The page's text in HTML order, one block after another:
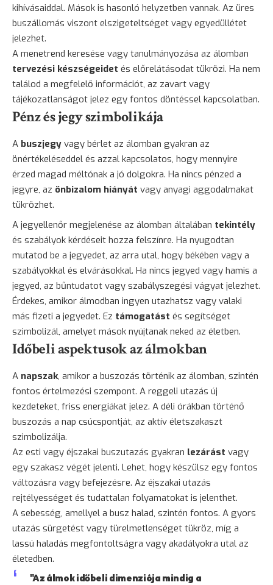
kihívásaiddal. Mások is hasonló helyzetben vannak. Az üres
buszállomás viszont elszigeteltséget vagy egyedüllétet
jelezhet.
A menetrend keresése vagy tanulmányozása az álomban
tervezési készségeidet és előrelátásodat tükrözi. Ha nem
találod a megfelelő információt, az zavart vagy
tájékozatlanságot jelez egy fontos döntéssel kapcsolatban.
Pénz és jegy szimbolikája
A buszjegy vagy bérlet az álomban gyakran az
önértékeléseddel és azzal kapcsolatos, hogy mennyire
érzed magad méltónak a jó dolgokra. Ha nincs pénzed a
jegyre, az önbizalom hiányát vagy anyagi aggodalmakat
tükrözhet.
A jegyellenőr megjelenése az álomban általában tekintély
és szabályok kérdéseit hozza felszínre. Ha nyugodtan
mutatod be a jegyedet, az arra utal, hogy békében vagy a
szabályokkal és elvárásokkal. Ha nincs jegyed vagy hamis a
jegyed, az bűntudatot vagy szabályszegési vágyat jelezhet.
Érdekes, amikor álmodban ingyen utazhatsz vagy valaki
más fizeti a jegyedet. Ez támogatást és segítséget
szimbolizál, amelyet mások nyújtanak neked az életben.
Időbeli aspektusok az álmokban
A napszak, amikor a buszozás történik az álomban, szintén
fontos értelmezési szempont. A reggeli utazás új
kezdeteket, friss energiákat jelez. A déli órákban történő
buszozás a nap csúcspontját, az aktív életszakaszt
szimbolizálja.
Az esti vagy éjszakai buszutazás gyakran lezárást vagy
egy szakasz végét jelenti. Lehet, hogy készülsz egy fontos
változásra vagy befejezésre. Az éjszakai utazás
rejtélyességet és tudattalan folyamatokat is jelenthet.
A sebesség, amellyel a busz halad, szintén fontos. A gyors
utazás sürgetést vagy türelmetlenséget tükröz, míg a
lassú haladás megfontoltságra vagy akadályokra utal az
életedben.
"Az álmok időbeli dimenziója mindig a